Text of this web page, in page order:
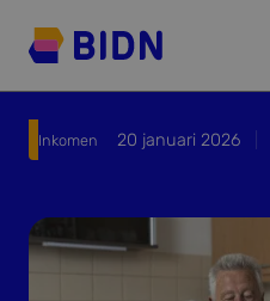
Inkomen 20 januari 2026